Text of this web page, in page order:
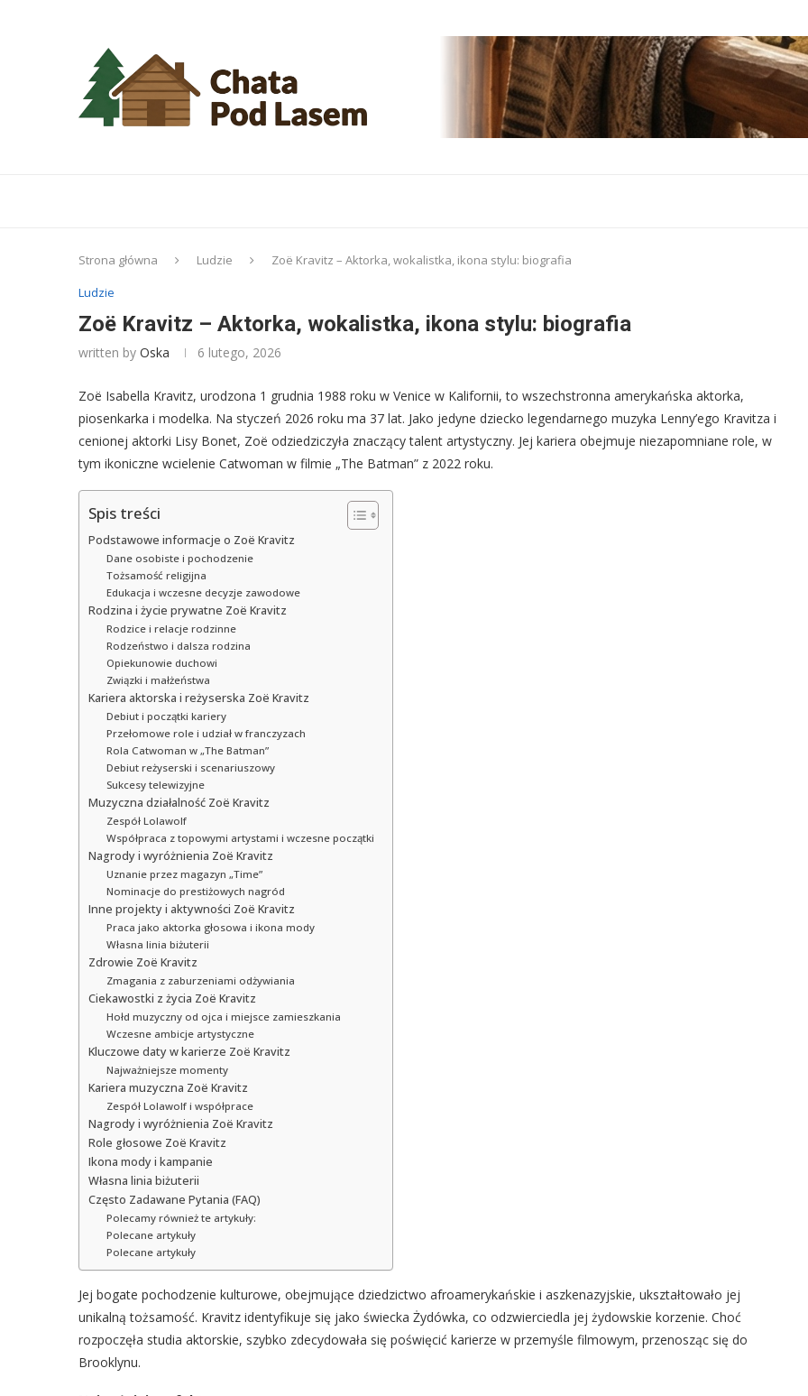
Strona główna Ludzie
Zoë Kravitz – Aktorka, wokalistka, ikona stylu: biografia
Ludzie
Zoë Kravitz – Aktorka, wokalistka, ikona stylu: biografia
written by Oska 6 lutego, 2026
Zoë Isabella Kravitz, urodzona 1 grudnia 1988 roku w Venice w Kalifornii, to wszechstronna amerykańska aktorka,
piosenkarka i modelka. Na styczeń 2026 roku ma 37 lat. Jako jedyne dziecko legendarnego muzyka Lenny’ego Kravitza i
cenionej aktorki Lisy Bonet, Zoë odziedziczyła znaczący talent artystyczny. Jej kariera obejmuje niezapomniane role, w
tym ikoniczne wcielenie Catwoman w filmie „The Batman” z 2022 roku.
Spis treści
Podstawowe informacje o Zoë Kravitz
Dane osobiste i pochodzenie
Tożsamość religijna
Edukacja i wczesne decyzje zawodowe
Rodzina i życie prywatne Zoë Kravitz
Rodzice i relacje rodzinne
Rodzeństwo i dalsza rodzina
Opiekunowie duchowi
Związki i małżeństwa
Kariera aktorska i reżyserska Zoë Kravitz
Debiut i początki kariery
Przełomowe role i udział w franczyzach
Rola Catwoman w „The Batman”
Debiut reżyserski i scenariuszowy
Sukcesy telewizyjne
Muzyczna działalność Zoë Kravitz
Zespół Lolawolf
Współpraca z topowymi artystami i wczesne początki
Nagrody i wyróżnienia Zoë Kravitz
Uznanie przez magazyn „Time”
Nominacje do prestiżowych nagród
Inne projekty i aktywności Zoë Kravitz
Praca jako aktorka głosowa i ikona mody
Własna linia biżuterii
Zdrowie Zoë Kravitz
Zmagania z zaburzeniami odżywiania
Ciekawostki z życia Zoë Kravitz
Hołd muzyczny od ojca i miejsce zamieszkania
Wczesne ambicje artystyczne
Kluczowe daty w karierze Zoë Kravitz
Najważniejsze momenty
Kariera muzyczna Zoë Kravitz
Zespół Lolawolf i współprace
Nagrody i wyróżnienia Zoë Kravitz
Role głosowe Zoë Kravitz
Ikona mody i kampanie
Własna linia biżuterii
Często Zadawane Pytania (FAQ)
Polecamy również te artykuły:
Polecane artykuły
Polecane artykuły
Jej bogate pochodzenie kulturowe, obejmujące dziedzictwo afroamerykańskie i aszkenazyjskie, ukształtowało jej
unikalną tożsamość. Kravitz identyfikuje się jako świecka Żydówka, co odzwierciedla jej żydowskie korzenie. Choć
rozpoczęła studia aktorskie, szybko zdecydowała się poświęcić karierze w przemyśle filmowym, przenosząc się do
Brooklynu.